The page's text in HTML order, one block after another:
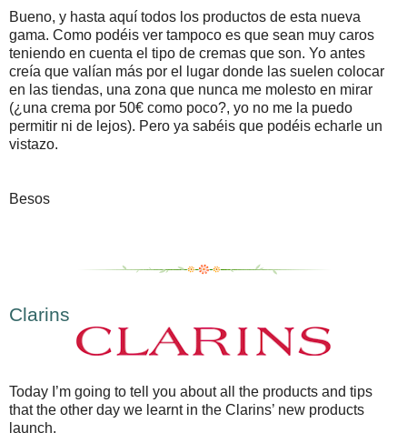
Bueno, y hasta aquí todos los productos de esta nueva
gama. Como podéis ver tampoco es que sean muy caros
teniendo en cuenta el tipo de cremas que son. Yo antes
creía que valían más por el lugar donde las suelen colocar
en las tiendas, una zona que nunca me molesto en mirar
(¿una crema por 50€ como poco?, yo no me la puedo
permitir ni de lejos). Pero ya sabéis que podéis echarle un
vistazo.
Besos
Clarins
Today I’m going to tell you about all the products and tips
that the other day we learnt in the Clarins’ new products
launch.